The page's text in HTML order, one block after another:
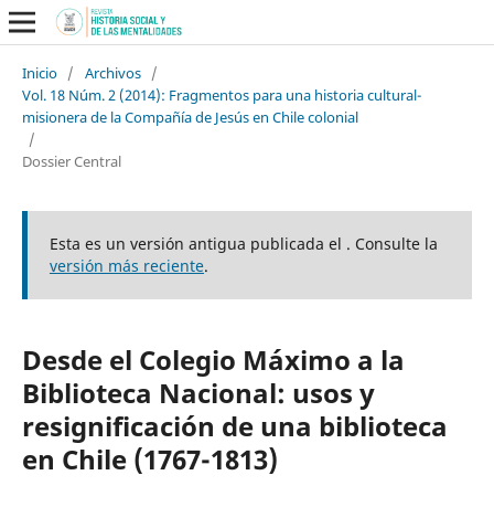
Inicio / Archivos /
Vol. 18 Núm. 2 (2014): Fragmentos para una historia cultural-
misionera de la Compañía de Jesús en Chile colonial
/
Dossier Central
Esta es un versión antigua publicada el . Consulte la
versión más reciente.
Desde el Colegio Máximo a la
Biblioteca Nacional: usos y
resignificación de una biblioteca
en Chile (1767-1813)